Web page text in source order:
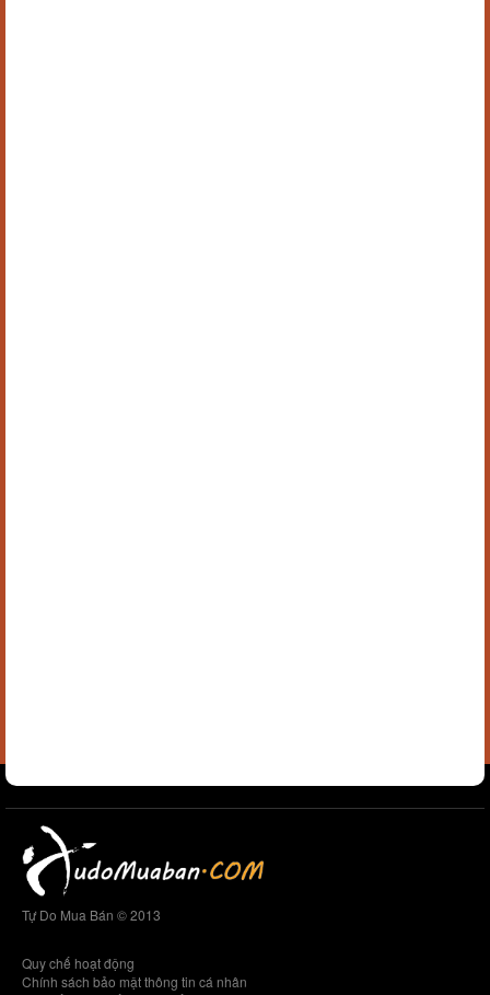
Tự Do Mua Bán © 2013
Quy chế hoạt động
Chính sách bảo mật thông tin cá nhân